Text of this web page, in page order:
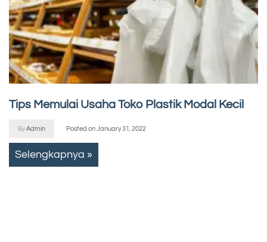
Tips Memulai Usaha Toko Plastik Modal Kecil
ByAdmin Posted onJanuary 31, 2022
Selengkapnya »